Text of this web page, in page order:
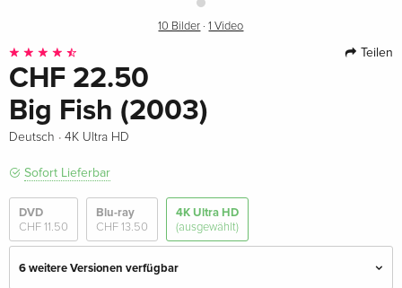
10 Bilder ·1 Video
Teilen
CHF 22.50
Big Fish (2003)
Deutsch · 4K Ultra HD
Sofort Lieferbar
DVD
CHF 11.50
Blu-ray
CHF 13.50
4K Ultra HD
(ausgewählt)
6 weitere Versionen verfügbar